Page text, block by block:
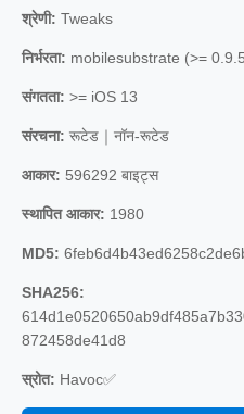
श्रेणी: Tweaks
निर्भरता: mobilesubstrate (>=
संगतता: >= iOS 13
संरचना: रूटेड｜नॉन-रूटेड
आकार: 596292 बाइट्स
स्थापित आकार: 1980
MD5:
SHA256:
872458de41d8
स्रोत: Havoc✅